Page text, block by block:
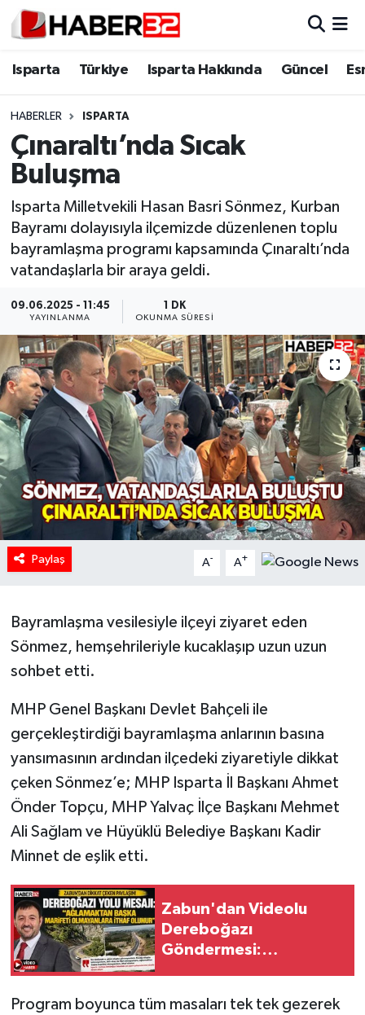
Isparta Türkiye Isparta Hakkında Güncel
HABERLER ISPARTA
Çınaraltı’nda Sıcak
Buluşma
Isparta Milletvekili Hasan Basri Sönmez, Kurban
Bayramı dolayısıyla ilçemizde düzenlenen toplu
bayramlaşma programı kapsamında Çınaraltı’nda
vatandaşlarla bir araya geldi.
09.06.2025 - 11:45
YAYINLANMA
1 DK
OKUNMA SÜRESI
Paylaş A- A+
Bayramlaşma vesilesiyle ilçeyi ziyaret eden
Sönmez, hemşehrileriyle kucaklaşıp uzun uzun
sohbet etti.
MHP Genel Başkanı Devlet Bahçeli ile
gerçekleştirdiği bayramlaşma anlarının basına
yansımasının ardından ilçedeki ziyaretiyle dikkat
çeken Sönmez’e; MHP Isparta İl Başkanı Ahmet
Önder Topçu, MHP Yalvaç İlçe Başkanı Mehmet
Ali Sağlam ve Hüyüklü Belediye Başkanı Kadir
Minnet de eşlik etti.
Zabun'dan Videolu
Dereboğazı
Göndermesi:
İthaf Olunur"
Program boyunca tüm masaları tek tek gezerek
Isparta
Esnaf Diyor ki;
ASAYİŞ
BİLİM VE TEKNOLOJİ
EĞİTİM
GENEL
Güncel
HABERDE İNSAN
İlginç
KÜLTÜR SANAT
MAGAZİN
Oyun
RESMİ İLANLAR
Spor
Tarihi Yapılarımız
Teknoloji
Türkiye
Yerel
İletişim
Künye
Isparta Nöbetçi Eczaneler
Isparta Trafik Yoğunluk Haritası
Süper Lig Puan Durumu ve Fikstür
Tüm Manşetler
Son Dakika Haberleri
Haber Arşivi